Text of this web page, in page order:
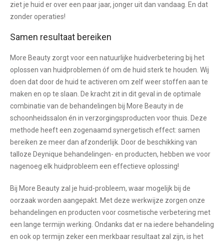
ziet je huid er over een paar jaar, jonger uit dan vandaag. En dat
zonder operaties!
Samen resultaat bereiken
More Beauty zorgt voor een natuurlijke huidverbetering bij het
oplossen van huidproblemen óf om de huid sterk te houden. Wij
doen dat door de huid te activeren om zelf weer stoffen aan te
maken en op te slaan. De kracht zit in dit geval in de optimale
combinatie van de behandelingen bij More Beauty in de
schoonheidssalon én in verzorgingsproducten voor thuis. Deze
methode heeft een zogenaamd synergetisch effect: samen
bereiken ze meer dan afzonderlijk. Door de beschikking van
talloze Deynique behandelingen- en producten, hebben we voor
nagenoeg elk huidprobleem een effectieve oplossing!
Bij More Beauty zal je huid-probleem, waar mogelijk bij de
oorzaak worden aangepakt. Met deze werkwijze zorgen onze
behandelingen en producten voor cosmetische verbetering met
een lange termijn werking. Ondanks dat er na iedere behandeling
en ook op termijn zeker een merkbaar resultaat zal zijn, is het